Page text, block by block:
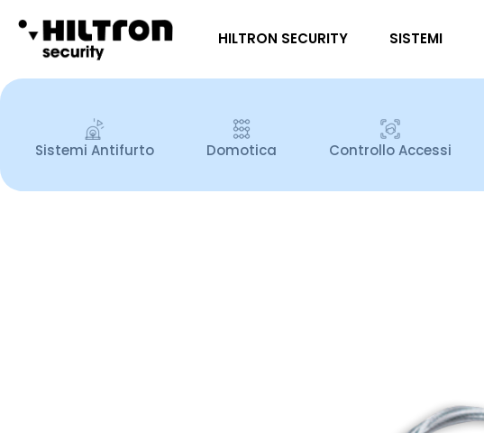
HILTRON SECURITY SISTEMI
Sistemi Antifurto Domotica Controllo Accessi